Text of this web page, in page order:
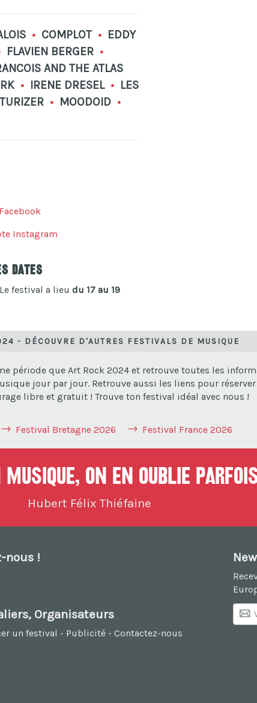
• COMPLOT • EDDY
FLAVIEN BERGER •
AND THE ATLAS
• IRENE DRESEL • LES
• MOODOID •
Instagram
dates
festival a lieu du 17 au 19
- DÉCOUVRE D'AUTRES FESTIVALS DE MUSIQUE
période que Art Rock 2024 et retrouve toutes les
jour par jour. Retrouve aussi les liens pour
libre et gratuit ! Trouve ton festival idéal avec nous !
Festival Bretagne 2026 Festival France 2026
On en oublie
Hubert Félix Thiéfaine
nous !
Organisateurs
un festival - Publicité - Contactez-nous